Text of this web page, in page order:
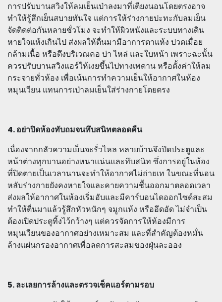
การปรับบานสวิงให้ลมเย็นเป่าลงมาที่เตียงนอนโดยตรงอาจ
ทำให้รู้สึกเย็นสบายทันใจ แต่การให้ร่างกายปะทะกับลมเย็น
จัดติดต่อกันหลายชั่วโมง จะทำให้ผิวหนังและระบบทางเดิน
หายใจแห้งเกินไป ส่งผลให้ตื่นมามีอาการตาแห้ง ปวดเมื่อย
กล้ามเนื้อ หรือตึงบริเวณคอ บ่า ไหล่ และใบหน้า เพราะฉะนั้น
ควรปรับบานสวิงแอร์ให้เงยขึ้นไปทางเพดาน หรือตั้งค่าให้ลม
กระจายทั่วห้อง เพื่อเน้นการทำความเย็นให้อากาศในห้อง
หมุนเวียน แทนการเป่าลมเย็นใส่ร่างกายโดยตรง
4. อย่าปิดห้องทับถมจนทึบสนิทตลอดคืน
เนื่องจากกลัวความเย็นจะรั่วไหล หลายบ้านจึงปิดประตูและ
หน้าต่างทุกบานอย่างหนาแน่นและทึบสนิท ซึ่งการอยู่ในห้อง
ที่ปิดตายเป็นเวลานานจะทำให้อากาศไม่ถ่ายเท ในขณะที่นอน
หลับร่างกายยังคงหายใจและคายความชื้นออกมาตลอดเวลา
ส่งผลให้อากาศในห้องเริ่มอับและมีคาร์บอนไดออกไซด์สะสม
ทำให้ตื่นมาแล้วรู้สึกหัวหนักๆ จมูกแห้ง หรืออึดอัด ไม่จำเป็น
ต้องเปิดประตูทิ้งไว้กว้างๆ แต่ควรจัดการให้ห้องมีการ
หมุนเวียนของอากาศอย่างเหมาะสม และที่สำคัญต้องหมั่น
ล้างแผ่นกรองอากาศเพื่อลดการสะสมของฝุ่นละออง
5. ละเลยการล้างและตรวจเช็คแอร์ตามรอบ